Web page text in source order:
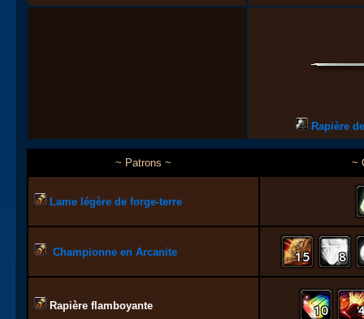
Rapière
~ Patrons ~ ~
Lame légère de forge-terre
Championne en Arcanite 15 8
Rapière flamboyante 10 4